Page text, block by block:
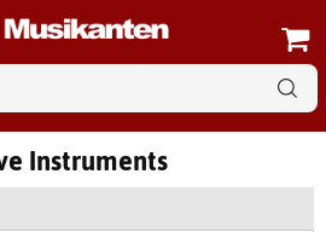
Instruments